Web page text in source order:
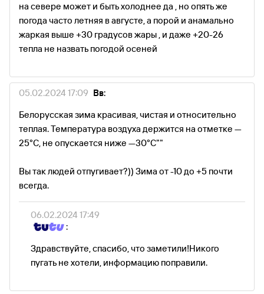
на севере может и быть холоднее да , но опять же
погода часто летняя в августе, а порой и анамально
жаркая выше +30 градусов жары , и даже +20-26
тепла не назвать погодой осеней
05.02.2024 17:09 Вв:
Белорусская зима красивая, чистая и относительно
теплая. Температура воздуха держится на отметке —
25°С, не опускается ниже —30°С""
Вы так людей отпугивает?)) Зима от -10 до +5 почти
всегда.
06.02.2024 17:49
:
Здравствуйте, спасибо, что заметили!Никого
пугать не хотели, информацию поправили.